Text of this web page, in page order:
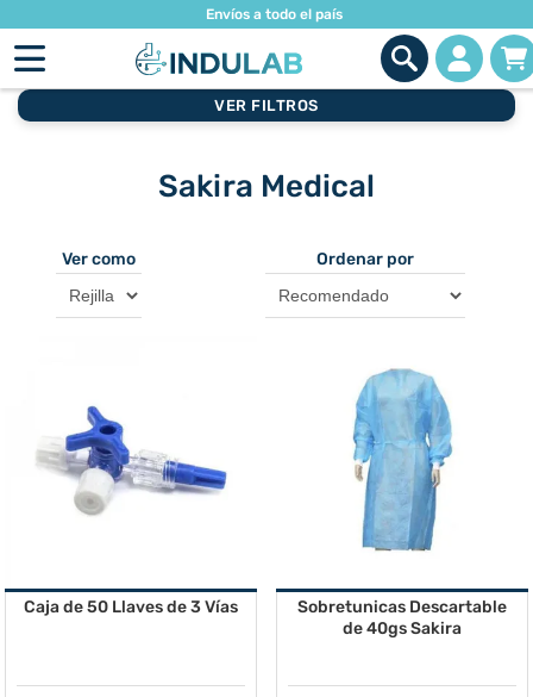
Envíos a todo el país
VER FILTROS
Sakira Medical
Ver como Ordenar por
Caja de 50 Llaves de 3 Vías
Sobretunicas Descartable
de 40gs Sakira